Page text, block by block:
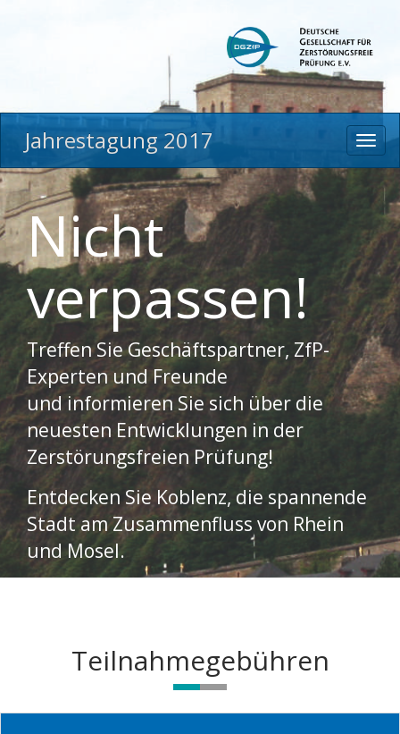
Jahrestagung 2017
Nicht
verpassen!
Treffen Sie Geschäftspartner, ZfP-
Experten und Freunde
und informieren Sie sich über die
neuesten Entwicklungen in der
Zerstörungsfreien Prüfung!
Entdecken Sie Koblenz, die spannende
Stadt am Zusammenfluss von Rhein
und Mosel.
Teilnahmegebühren